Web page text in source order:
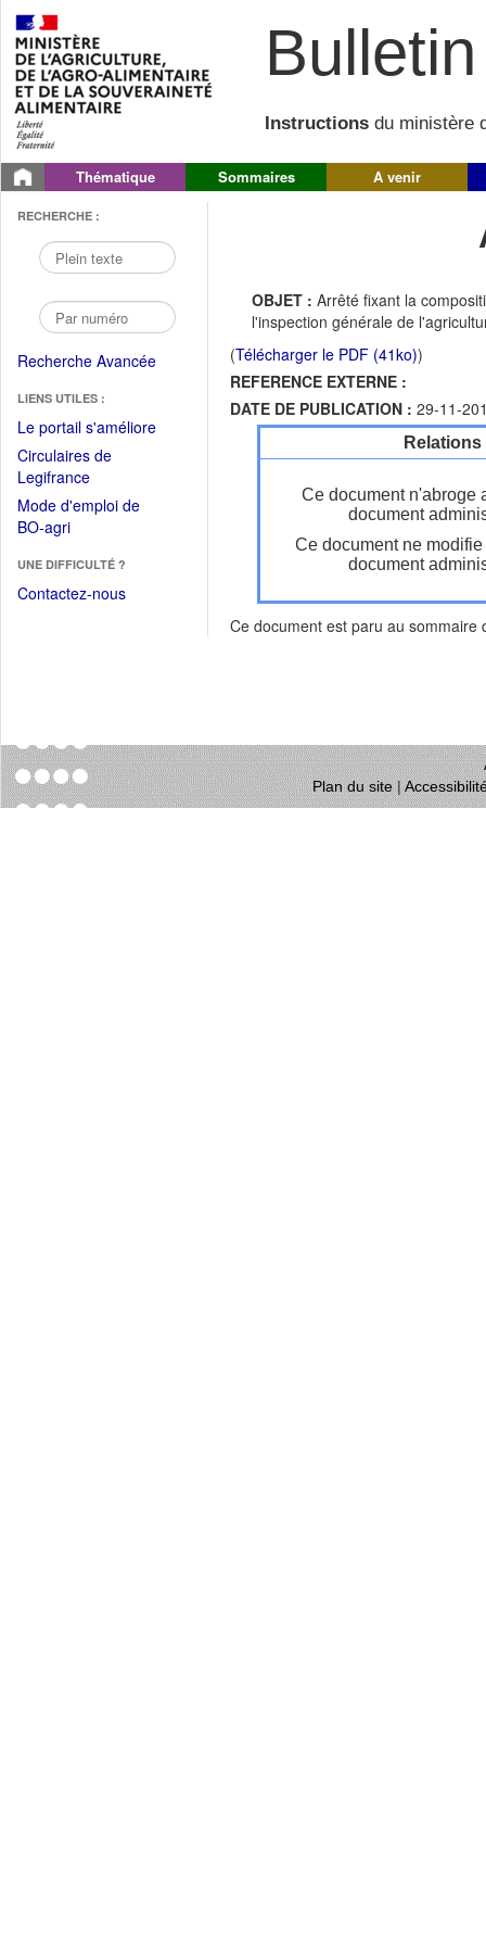
Instructions du ministère
Thématique Sommaires A venir
RECHERCHE :
Recherche Avancée
LIENS UTILES :
Le portail s'améliore(Fichier
Circulaires de
Legifrance(Ouvrir
dans
une
fenêtre)
Mode d'emploi de
BO-agri(Ouvrir
une
nouvelle
UNE DIFFICULTÉ ?
Contactez-nous
OBJET : Arrêté fixant la
l'inspection générale de
(Télécharger le PDF (41ko))
REFERENCE EXTERNE :
DATE DE PUBLICATION : 29-11-
Ce document n'abroge
document
Ce document ne
document
Ce document est paru au sommaire
Plan du site|